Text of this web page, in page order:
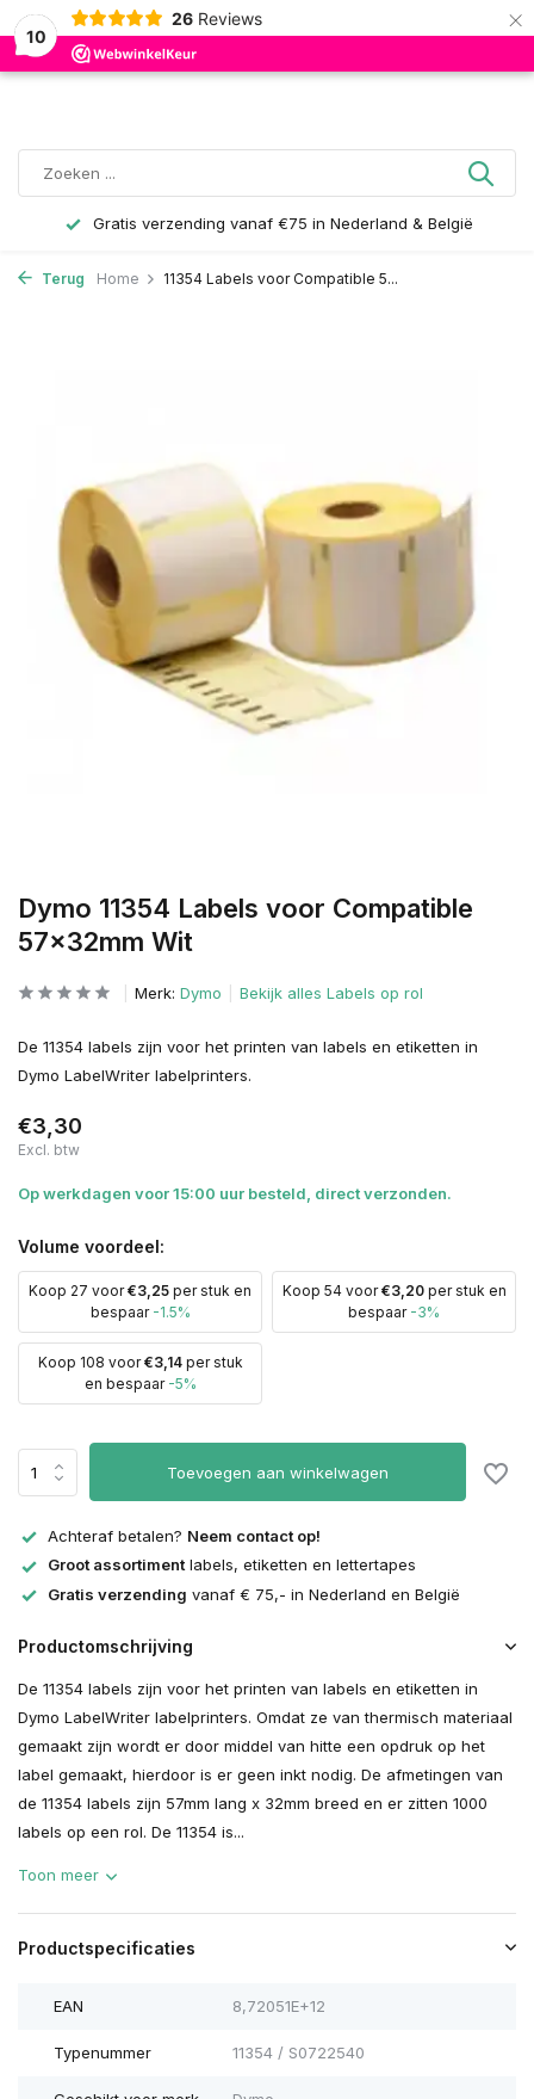
10
26 Reviews ×
0
Gratis verzending vanaf €75 in Nederland & België
Terug Home 11354 Labels voor Compatible 5...
Dymo 11354 Labels voor Compatible
57x32mm Wit
Merk: Dymo Bekijk alles Labels op rol
De 11354 labels zijn voor het printen van labels en etiketten in
Dymo LabelWriter labelprinters.
€3,30
Excl. btw
Op werkdagen voor 15:00 uur besteld, direct verzonden.
Volume voordeel:
Koop 27 voor€3,25 per stuk en
bespaar -1.5%
Koop 54 voor€3,20per stuk en
bespaar -3%
Koop 108 voor€3,14per stuk
en bespaar -5%
Toevoegen aan winkelwagen
Achteraf betalen? Neem contact op!
Groot assortimentlabels, etiketten en lettertapes
Gratis verzending vanaf € 75,- in Nederland en België
Productomschrijving
De 11354 labels zijn voor het printen van labels en etiketten in
Dymo LabelWriter labelprinters. Omdat ze van thermisch materiaal
gemaakt zijn wordt er door middel van hitte een opdruk op het
label gemaakt, hierdoor is er geen inkt nodig. De afmetingen van
de 11354 labels zijn 57mm lang x 32mm breed en er zitten 1000
labels op een rol. De 11354 is...
Toon meer
Productspecificaties
EAN 8,72051E+12
Typenummer 11354 / S0722540